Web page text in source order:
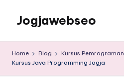
Jogjawebseo
Home Blog Kursus Pemrograman
Kursus Java Programming Jogja